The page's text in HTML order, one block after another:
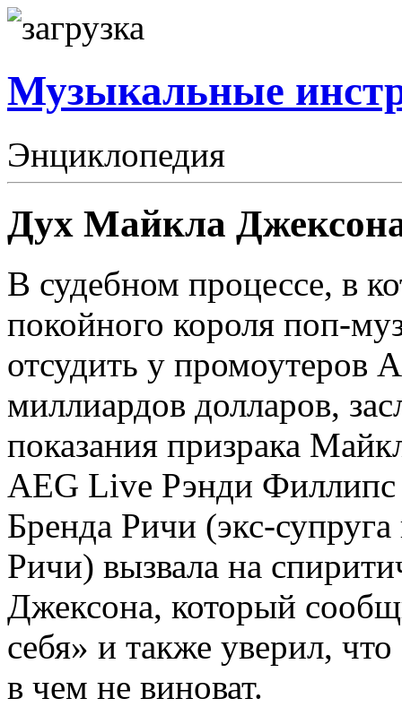
Музыкальные
Энциклопедия
Дух Майкла Джексона
В судебном процессе, в
покойного короля поп-
отсудить у промоутеров
миллиардов долларов,
показания призрака
AEG Live Рэнди Филлипс
Бренда Ричи (экс-
Ричи) вызвала на
Джексона, который
себя» и также уверил,
в чем не виноват.